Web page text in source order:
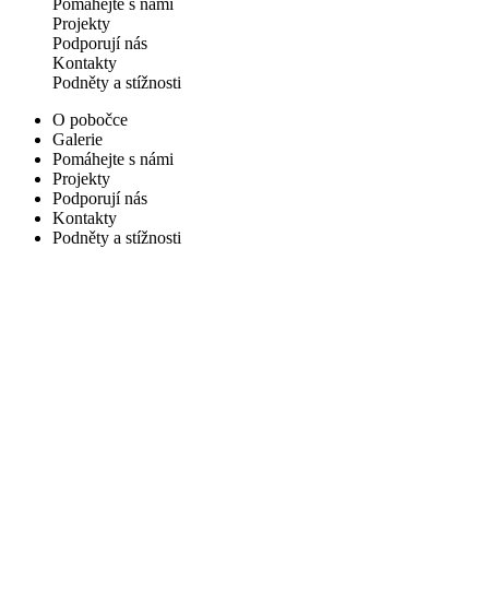
Projekty
Podporují nás
Kontakty
Podněty a stížnosti
O pobočce
Galerie
Pomáhejte s námi
Projekty
Podporují nás
Kontakty
Podněty a stížnosti